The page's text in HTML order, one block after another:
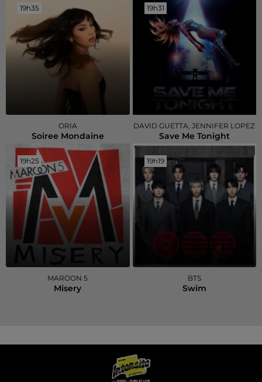
19h35
19h35
ORIA
Soiree Mondaine
19h31
19h31
DAVID GUETTA, JENNIFER LOPEZ
Save Me Tonight
19h25
19h25
MAROON 5
Misery
19h19
19h19
BTS
Swim